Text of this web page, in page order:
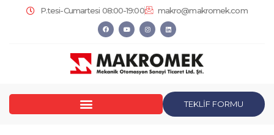
P.tesi-Cumartesi 08:00-19:00 makro@makromek.com
TEKLİF FORMU